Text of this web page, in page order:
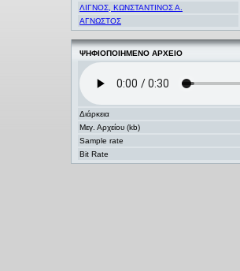
ΛΙΓΝΟΣ, ΚΩΝΣΤΑΝΤΙΝΟΣ Α.
ΑΓΝΩΣΤΟΣ
ΨΗΦΙΟΠΟΙΗΜΕΝΟ ΑΡΧΕΙΟ
Διάρκεια
Μεγ. Αρχείου (kb)
Sample rate
Bit Rate